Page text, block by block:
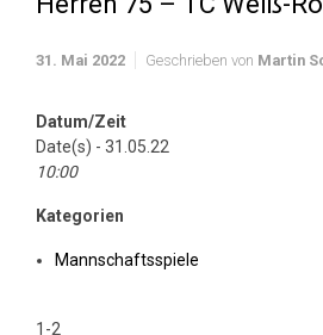
31. Mai 2022 Geschrieben von Martin
Datum/Zeit
Date(s) - 31.05.22
10:00
Kategorien
Mannschaftsspiele
1-2